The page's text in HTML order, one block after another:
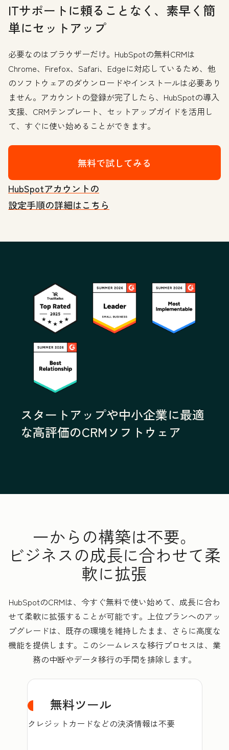
ITサポートに頼ることなく、素早く簡
単にセットアップ
必要なのはブラウザーだけ。HubSpotの無料CRMは
Chrome、Firefox、Safari、Edgeに対応しているため、他
のソフトウェアのダウンロードやインストールは必要あり
ません。アカウントの登録が完了したら、HubSpotの導入
支援、CRMテンプレート、セットアップガイドを活用し
て、すぐに使い始めることができます。
無料で試してみる
HubSpotアカウントの
設定手順の詳細はこちら
スタートアップや中小企業に最適
な高評価のCRMソフトウェア
一からの構築は不要。
ビジネスの成長に合わせて柔
軟に拡張
HubSpotのCRMは、今すぐ無料で使い始めて、成長に合わ
せて柔軟に拡張することが可能です。上位プランへのアッ
プグレードは、既存の環境を維持したまま、さらに高度な
機能を提供します。このシームレスな移行プロセスは、業
務の中断やデータ移行の手間を排除します。
無料ツール
クレジットカードなどの決済情報は不要